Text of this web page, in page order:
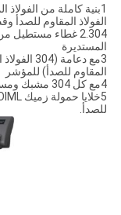
الفولاذ المقاوم للصدأ
2.304 غطاء مستطيل
المستديرة
المقاوم للصدأ) للمؤشر
4مع كل 304 مشبك ومسامير لكل وحدة
للصدأ.